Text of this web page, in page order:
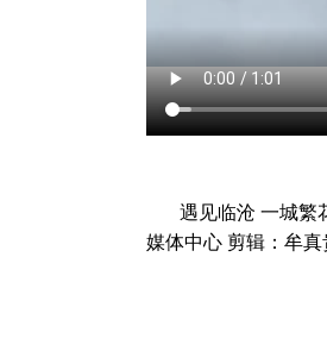
遇见临沧 一城繁
媒体中心 剪辑：牟真